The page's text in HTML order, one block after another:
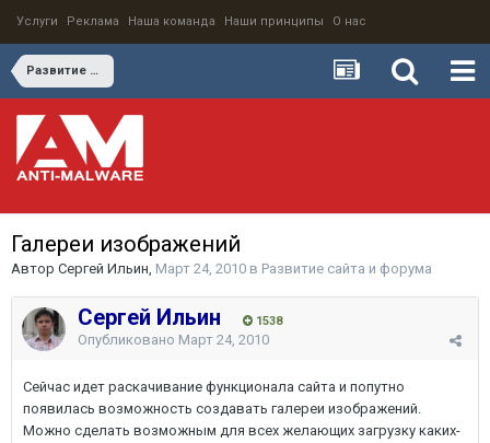
Услуги Реклама Наша команда Наши принципы О нас
Развитие сайта и форума
Галереи изображений
Автор Сергей Ильин, Март 24, 2010 в Развитие сайта и форума
Сергей Ильин 1538
Опубликовано Март 24, 2010
Сейчас идет раскачивание функционала сайта и попутно
появилась возможность создавать галереи изображений.
Можно сделать возможным для всех желающих загрузку каких-